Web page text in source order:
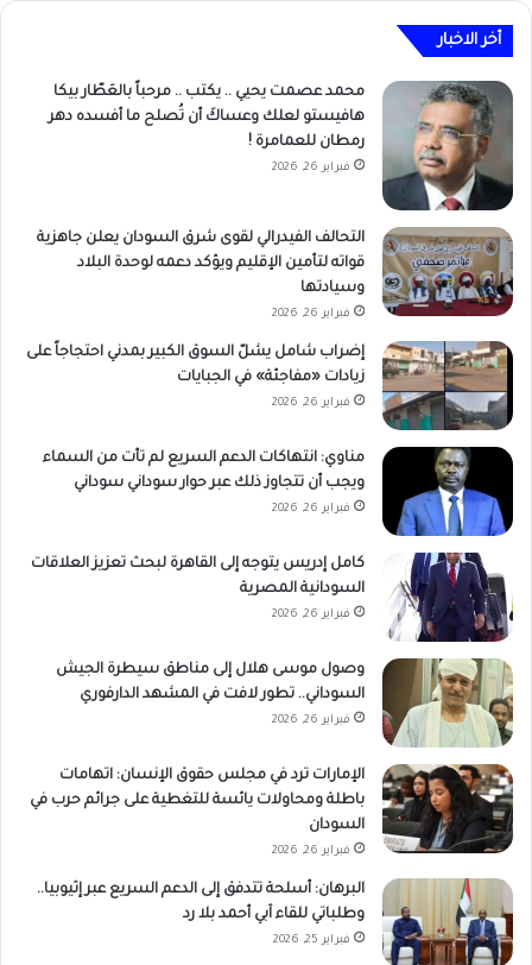
أخر الاخبار
محمد عصمت يحيي .. يكتب .. مرحباً بالعَطّار بيكا
هافيستو لعلك وعساكَ أن تُصلح ما أفسده دهر
رمطان للعمامرة !
فبراير 26, 2026
التحالف الفيدرالي لقوى شرق السودان يعلن جاهزية
قواته لتأمين الإقليم ويؤكد دعمه لوحدة البلاد
وسيادتها
فبراير 26, 2026
إضراب شامل يشلّ السوق الكبير بمدني احتجاجاً على
زيادات «مفاجئة» في الجبايات
فبراير 26, 2026
مناوي: انتهاكات الدعم السريع لم تأت من السماء
ويجب أن تتجاوز ذلك عبر حوار سوداني سوداني
فبراير 26, 2026
كامل إدريس يتوجه إلى القاهرة لبحث تعزيز العلاقات
السودانية المصرية
فبراير 26, 2026
وصول موسى هلال إلى مناطق سيطرة الجيش
السوداني.. تطور لافت في المشهد الدارفوري
فبراير 26, 2026
الإمارات ترد في مجلس حقوق الإنسان: اتهامات
باطلة ومحاولات يائسة للتغطية على جرائم حرب في
السودان
فبراير 26, 2026
البرهان: أسلحة تتدفق إلى الدعم السريع عبر إثيوبيا..
وطلباتي للقاء آبي أحمد بلا رد
فبراير 25, 2026